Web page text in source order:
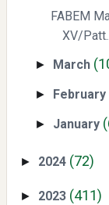
Directurat
FABEM
XV/
► March
► February
► January
► 2024 (72)
► 2023 (411)